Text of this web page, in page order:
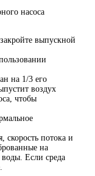
насоса
выпускной
на 1/3 его
воздух
чтобы
скорость потока и
на
Если среда